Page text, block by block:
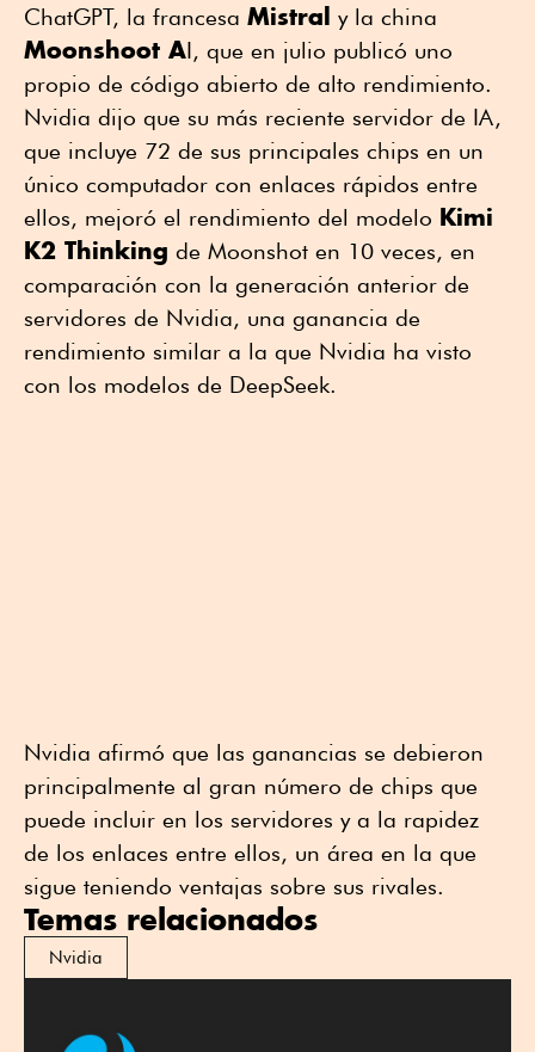
ChatGPT, la francesa Mistral y la china
Moonshoot AI, que en julio publicó uno
propio de código abierto de alto rendimiento.
Nvidia dijo que su más reciente servidor de IA,
que incluye 72 de sus principales chips en un
único computador con enlaces rápidos entre
ellos, mejoró el rendimiento del modelo Kimi
K2 Thinking de Moonshot en 10 veces, en
comparación con la generación anterior de
servidores de Nvidia, una ganancia de
rendimiento similar a la que Nvidia ha visto
con los modelos de DeepSeek.
Nvidia afirmó que las ganancias se debieron
principalmente al gran número de chips que
puede incluir en los servidores y a la rapidez
de los enlaces entre ellos, un área en la que
sigue teniendo ventajas sobre sus rivales.
Temas relacionados
Nvidia